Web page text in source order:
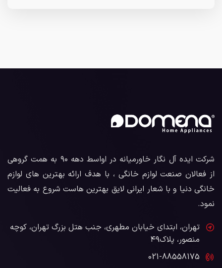
شرکت ایده آل نگار خاورمیانه در اواسط دهه ۹۰ به همت گروهی
از فعالان صنعت لوازم خانگی ، با هدف ارائه بهترین های لوازم
خانگی دنیا و با شعار ایرانی لایق بهترین هاست شروع به فعالیت
نمود.
تهران، ابتدای خیابان مطهری، جنب هتل بزرگ تهران، کوچه
منصور، پلاک۴۹
021-88558175